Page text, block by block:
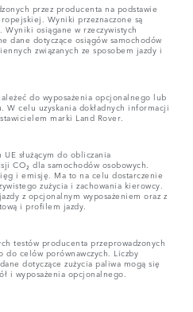
przez producenta na podstawie
Wyniki przeznaczone są
Wyniki osiągane w rzeczywistych
dane dotyczące osiągów samochodów
związanych ze sposobem jazdy i
do wyposażenia opcjonalnego lub
W celu uzyskania dokładnych informacji
marki Land Rover.
służącym do obliczania
CO₂ dla samochodów osobowych.
i emisję. Ma to na celu dostarczenie
zużycia i zachowania kierowcy.
z opcjonalnym wyposażeniem oraz z
i profilem jazdy.
testów producenta przeprowadzonych
do celów porównawczych. Liczby
dotyczące zużycia paliwa mogą się
i wyposażenia opcjonalnego.